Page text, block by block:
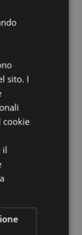
ordine
sito. I
cookie
il